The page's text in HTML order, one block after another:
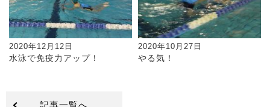
2020年12月12日
水泳で免疫力アップ！
2020年10月27日
やる気！
記事一覧へ